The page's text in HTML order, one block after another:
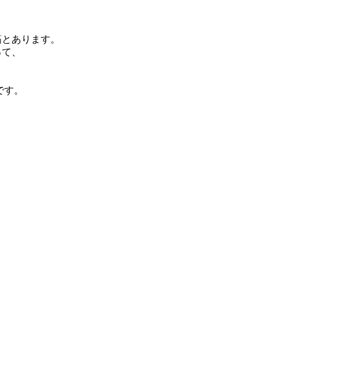
あります。
、
。